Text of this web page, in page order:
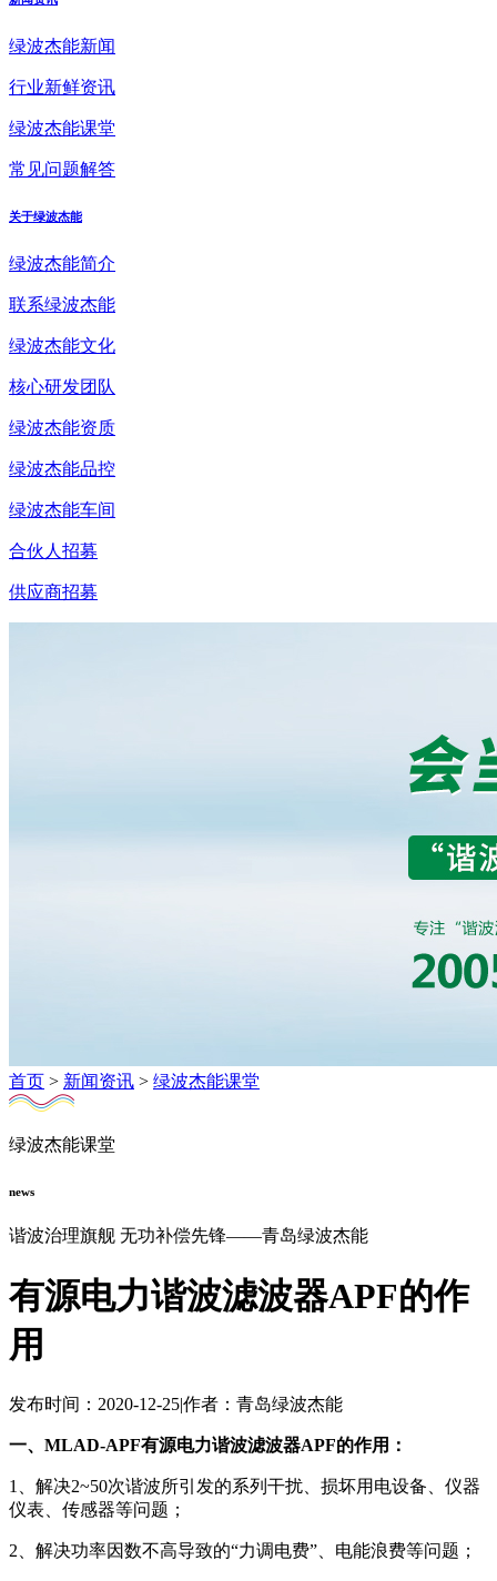
绿波杰能新闻
行业新鲜资讯
绿波杰能课堂
常见问题解答
关于绿波杰能
绿波杰能简介
联系绿波杰能
绿波杰能文化
核心研发团队
绿波杰能资质
绿波杰能品控
绿波杰能车间
合伙人招募
供应商招募
首页 > 新闻资讯 > 绿波杰能课堂
绿波杰能课堂
news
谐波治理旗舰 无功补偿先锋——青岛绿波杰能
有源电力谐波滤波器APF的作
用
发布时间：2020-12-25|作者：青岛绿波杰能
一、MLAD-APF有源电力谐波滤波器APF的作用：
1、解决2~50次谐波所引发的系列干扰、损坏用电设备、仪器
仪表、传感器等问题；
2、解决功率因数不高导致的“力调电费”、电能浪费等问题；